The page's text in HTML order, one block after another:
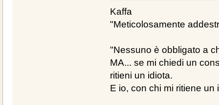
Kaffa
"Meticolosamente
"Nessuno è obbligato a
MA... se mi chiedi un
ritieni un idiota.
E io, con chi mi ritiene